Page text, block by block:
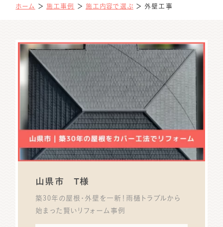
ホーム ＞ 施工事例 ＞ 施工内容で選ぶ ＞ 外壁工事
山県市 T様
築30年の屋根･外壁を一新！雨樋トラブルから
始まった賢いリフォーム事例